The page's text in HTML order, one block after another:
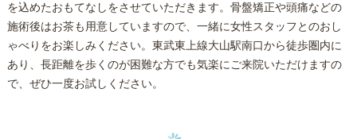
を込めたおもてなしをさせていただきます。骨盤矯正や頭痛などの
施術後はお茶も用意していますので、一緒に女性スタッフとのおし
ゃべりをお楽しみください。東武東上線大山駅南口から徒歩圏内に
あり、長距離を歩くのが困難な方でも気楽にご来院いただけますの
で、ぜひ一度お試しください。